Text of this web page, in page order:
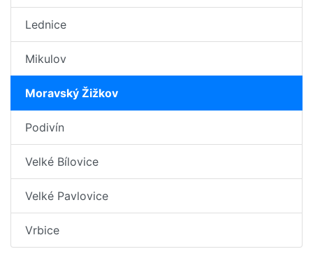
Lednice
Mikulov
Moravský Žižkov
Podivín
Velké Bílovice
Velké Pavlovice
Vrbice